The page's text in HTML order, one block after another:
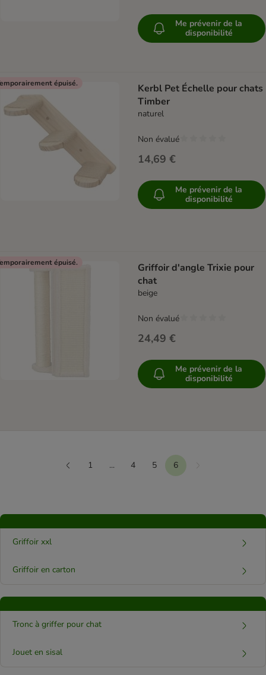
Me prévenir de la
disponibilité
épuisé.
Kerbl Pet Échelle pour chats
Timber
naturel
14,69 €
Non évalué
Me prévenir de la
disponibilité
épuisé.
Griffoir d'angle Trixie pour
chat
beige
24,49 €
Non évalué
Me prévenir de la
disponibilité
1 ... 4 5 6 Suivant
Griffoir xxl​
Griffoir en carton
Tronc à griffer pour chat
Jouet en sisal